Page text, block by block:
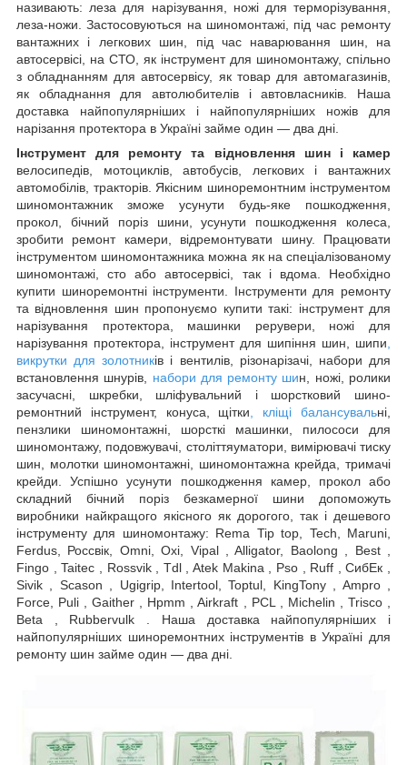
називають: леза для нарізування, ножі для терморізування,
леза-ножи. Застосовуються на шиномонтажі, під час ремонту
вантажних і легкових шин, під час наварювання шин, на
автосервісі, на СТО, як інструмент для шиномонтажу, спільно
з обладнанням для автосервісу, як товар для автомагазинів,
як обладнання для автолюбителів і автовласників. Наша
доставка найпопулярніших і найпопулярніших ножів для
нарізання протектора в Україні займе один — два дні.
Інструмент для ремонту та відновлення шин і камер
велосипедів, мотоциклів, автобусів, легкових і вантажних
автомобілів, тракторів. Якісним шиноремонтним інструментом
шиномонтажник зможе усунути будь-яке пошкодження,
прокол, бічний поріз шини, усунути пошкодження колеса,
зробити ремонт камери, відремонтувати шину. Працювати
інструментом шиномонтажника можна як на спеціалізованому
шиномонтажі, сто або автосервісі, так і вдома. Необхідно
купити шиноремонтні інструменти. Інструменти для ремонту
та відновлення шин пропонуємо купити такі: інструмент для
нарізування протектора, машинки рерувери, ножі для
нарізування протектора, інструмент для шипіння шин, шипи
викрутки для золотників і вентилів, різонарізачі, набори для
встановлення шнурів,
набори для ремонту шин, ножі, ролики
засучасні, шкребки, шліфувальний і шорстковий шино-
ремонтний інструмент, конуса, щітки , кліщі балансувальні,
пензлики шиномонтажні, шорсткі машинки, пилососи для
шиномонтажу, подовжувачі, століттяуматори, вимірювачі тиску
шин, молотки шиномонтажні, шиномонтажна крейда, тримачі
крейди. Успішно усунути пошкодження камер, прокол або
складний бічний поріз безкамерної шини допоможуть
виробники найкращого якісного як дорогого, так і дешевого
інструменту для шиномонтажу: Rema Tip top, Tech, Maruni,
Ferdus, Россвік, Omni, Oxi, Vipal , Alligator, Baolong , Best ,
Fingo , Taitec , Rossvik , Tdl , Atek Makina , Pso , Ruff , СибЕк ,
Sivik , Scason , Ugigrip, Intertool, Toptul, KingTony , Ampro ,
Force, Puli , Gaither , Hpmm , Airkraft , PCL , Michelin , Trisco ,
Beta , Rubbervulk . Наша доставка найпопулярніших і
найпопулярніших шиноремонтних інструментів в Україні для
ремонту шин займе один — два дні.